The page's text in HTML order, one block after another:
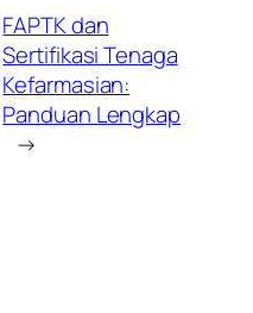
FAPTK dan
Sertifikasi Tenaga
Kefarmasian:
Panduan Lengkap
→